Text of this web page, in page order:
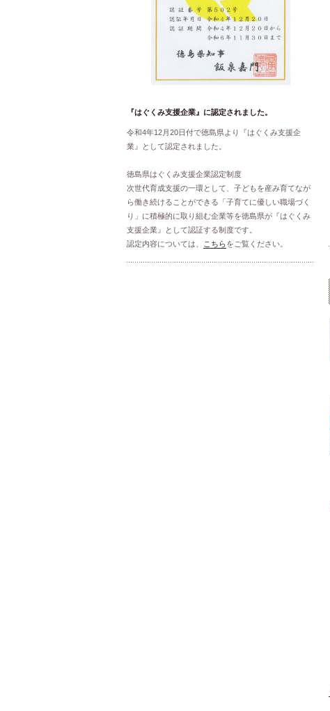
『はぐくみ支援企業』に認定されました。
令和4年12月20日付で徳島県より『はぐくみ支援企
業』として認定されました。
徳島県はぐくみ支援企業認定制度
次世代育成支援の一環として、子どもを産み育てなが
ら働き続けることができる「子育てに優しい職場づく
り」に積極的に取り組む企業等を徳島県が『はぐくみ
支援企業』として認証する制度です。
認定内容については、
こちらをご覧ください。